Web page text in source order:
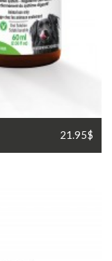
21.95$